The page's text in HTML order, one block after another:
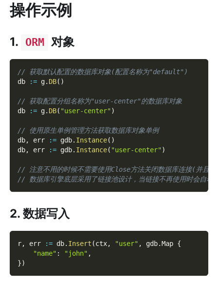
操作示例
1. ORM 对象
// 获取默认配置的数据库对象(配置名称为"default")
db
:= g. DB( )
// 获取配置分组名称为"user-center"的数据库对象
db
:= g. DB( "user-center")
// 使用原生单例管理方法获取数据库对象单例
db, err := gdb. Instance( )
db, err := gdb. Instance( "user-center")
// 注意不用的时候不需要使用Close方法关闭数据库连接(并且
// 数据库引擎底层采用了链接池设计，当链接不再使用时会自动
2. 数据写入
r, err := db. Insert (ctx, "user" , gdb.Map {
"name" : "john" ,
})